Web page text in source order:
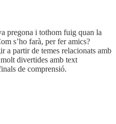
pregona i tothom fuig quan la
s’ho farà, per fer amics?
a partir de temes relacionats amb
divertides amb text
de comprensió.